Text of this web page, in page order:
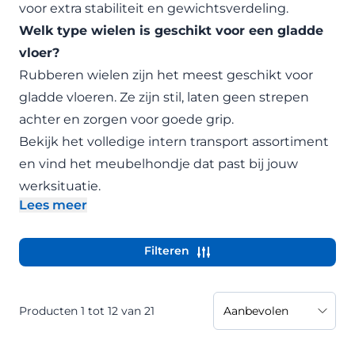
voor extra stabiliteit en gewichtsverdeling.
Welk type wielen is geschikt voor een gladde
vloer?
Rubberen wielen zijn het meest geschikt voor
gladde vloeren. Ze zijn stil, laten geen strepen
achter en zorgen voor goede grip.
Bekijk het volledige intern transport assortiment
en vind het meubelhondje dat past bij jouw
werksituatie.
Lees meer
Filteren
Producten 1 tot 12 van 21